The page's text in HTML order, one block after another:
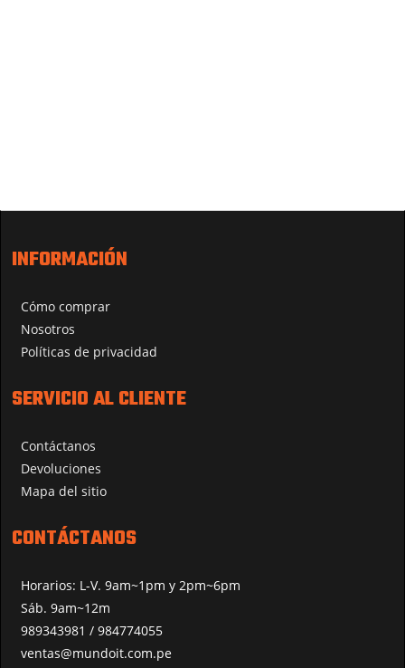
INFORMACIÓN
Cómo comprar
Nosotros
Políticas de privacidad
SERVICIO AL CLIENTE
Contáctanos
Devoluciones
Mapa del sitio
CONTÁCTANOS
Horarios: L-V. 9am~1pm y 2pm~6pm
Sáb. 9am~12m
989343981 / 984774055
ventas@mundoit.com.pe